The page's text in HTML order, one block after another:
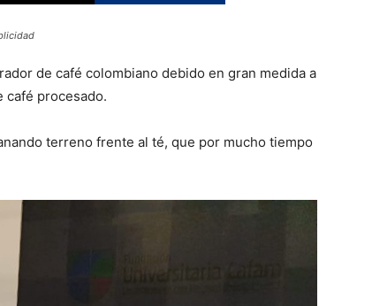
de café colombiano debido en gran medida a
café procesado.
terreno frente al té, que por mucho tiempo